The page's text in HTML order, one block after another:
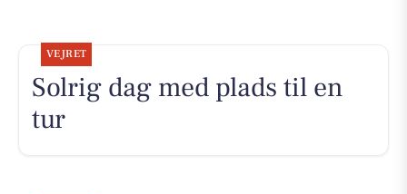
VEJRET
Solrig dag med plads til en
tur